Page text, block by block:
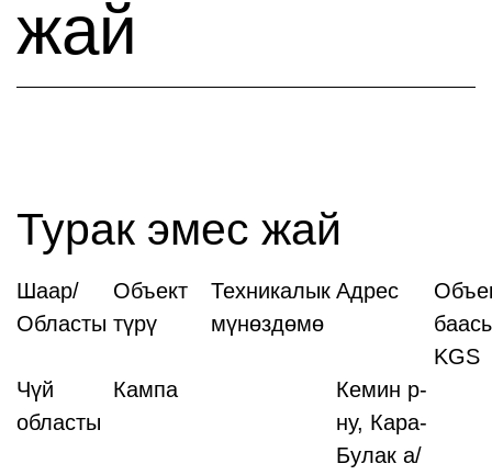
жай
Турак эмес жай
Шаар/
Областы
Объект
түрү
Техникалык
мүнөздөмө
Адрес
KGS
Чүй
областы
Кампа
Кемин р-
ну, Кара-
Булак а/